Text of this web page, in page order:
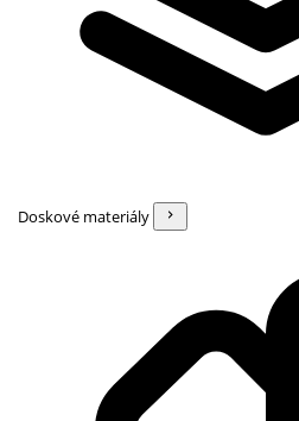
Doskové materiály